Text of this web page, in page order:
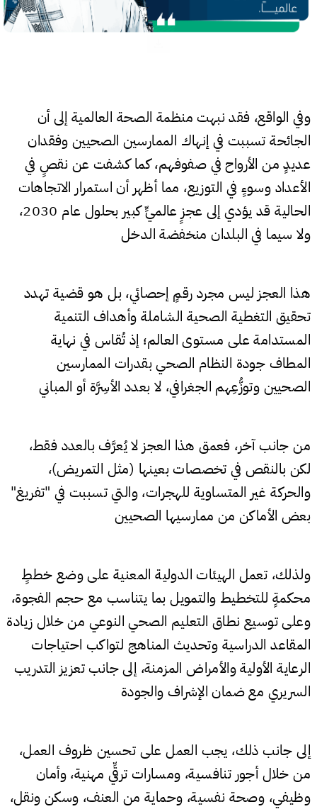
وفي الواقع، فقد نبهت منظمة الصحة العالمية إلى أن
الجائحة تسببت في إنهاك الممارسين الصحيين وفقدان
عديدٍ من الأرواح في صفوفهم، كما كشفت عن نقصٍ في
الأعداد وسوءٍ في التوزيع، مما أظهر أن استمرار الاتجاهات
الحالية قد يؤدي إلى عجزٍ عالميٍّ كبير بحلول عام 2030،
ولا سيما في البلدان منخفضة الدخل
هذا العجز ليس مجرد رقمٍ إحصائي، بل هو قضية تهدد
تحقيق التغطية الصحية الشاملة وأهداف التنمية
المستدامة على مستوى العالم؛ إذ تُقاس في نهاية
المطاف جودة النظام الصحي بقدرات الممارسين
الصحيين وتوزُّعِهم الجغرافي، لا بعدد الأسِرَّة أو المباني
من جانب آخر، فعمق هذا العجز لا يُعرَّف بالعدد فقط،
لكن بالنقص في تخصصات بعينها (مثل التمريض)،
والحركة غير المتساوية للهجرات، والتي تسببت في "تفريغ"
بعض الأماكن من ممارسيها الصحيين
ولذلك، تعمل الهيئات الدولية المعنية على وضع خططٍ
محكمةٍ للتخطيط والتمويل بما يتناسب مع حجم الفجوة،
وعلى توسيع نطاق التعليم الصحي النوعي من خلال زيادة
المقاعد الدراسية وتحديث المناهج لتواكب احتياجات
الرعاية الأولية والأمراض المزمنة، إلى جانب تعزيز التدريب
السريري مع ضمان الإشراف والجودة
إلى جانب ذلك، يجب العمل على تحسين ظروف العمل،
من خلال أجور تنافسية، ومسارات ترقِّي مهنية، وأمان
وظيفي، وصحة نفسية، وحماية من العنف، وسكن ونقل،